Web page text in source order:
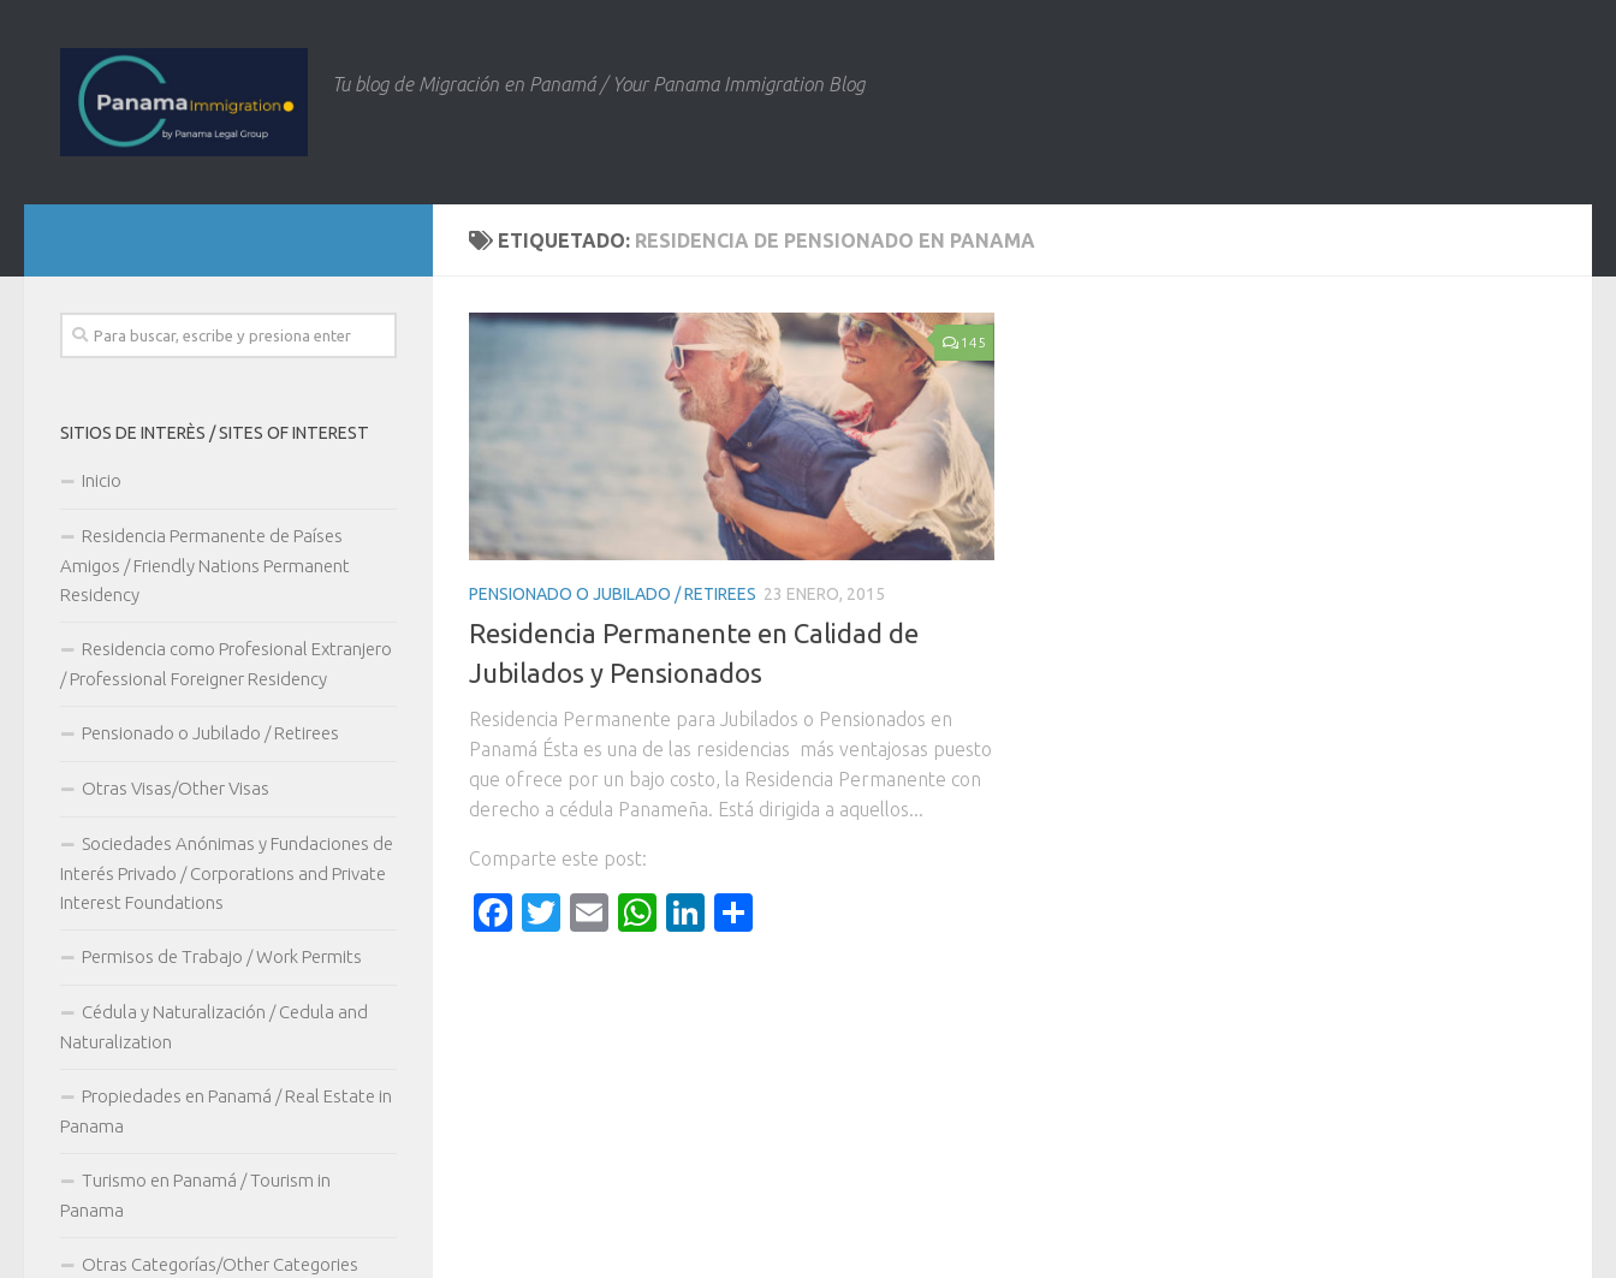
Tu blog de Migración en Panamá / Your Panama Immigration Blog
ETIQUETADO: RESIDENCIA DE PENSIONADO EN PANAMA
145
PENSIONADO O JUBILADO / RETIREES 23 ENERO, 2015
Residencia Permanente en Calidad de
Jubilados y Pensionados
Residencia Permanente para Jubilados o Pensionados en
Panamá Ésta es una de las residencias más ventajosas puesto
que ofrece por un bajo costo, la Residencia Permanente con
derecho a cédula Panameña. Está dirigida a aquellos...
Comparte este post:
Facebook
Twitter
EmailWhatsApp
LinkedIn
SITIOS DE INTERÈS / SITES OF INTEREST
Inicio
Residencia Permanente de Países
Amigos / Friendly Nations Permanent
Residency
Residencia como Profesional Extranjero
/ Professional Foreigner Residency
Pensionado o Jubilado / Retirees
Otras Visas/Other Visas
Sociedades Anónimas y Fundaciones de
Interés Privado / Corporations and Private
Interest Foundations
Permisos de Trabajo / Work Permits
Cédula y Naturalización / Cedula and
Naturalization
Propiedades en Panamá / Real Estate in
Panama
Turismo en Panamá / Tourism in
Panama
Otras Categorías/Other Categories